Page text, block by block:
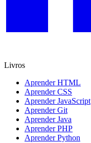
Livros
Aprender HTML
Aprender CSS
Aprender JavaScript
Aprender Git
Aprender Java
Aprender PHP
Aprender Python